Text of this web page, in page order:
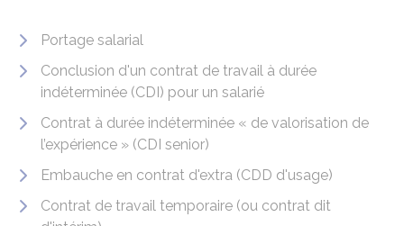
Portage salarial
Conclusion d'un contrat de travail à durée
indéterminée (CDI) pour un salarié
Contrat à durée indéterminée « de valorisation de
l’expérience » (CDI senior)
Embauche en contrat d'extra (CDD d'usage)
Contrat de travail temporaire (ou contrat dit